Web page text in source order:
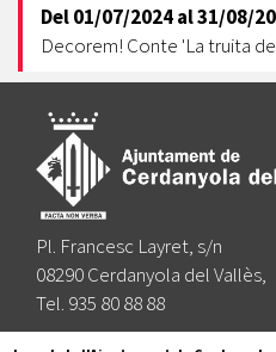
Del01/07/2024al31/08/
Decorem! Conte 'La truita
Pl. Francesc Layret, s/n
08290 Cerdanyola del Vallès,
Tel. 935 80 88 88
Segueix-nos a: